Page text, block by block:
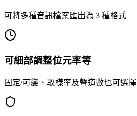
可將多種音訊檔案匯出為 3 種格式
可細部調整位元率等
固定/可變、取樣率及聲道數也可選擇